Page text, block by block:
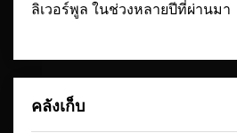
ลิเวอร์พูล ในช่วงหลายปีที่ผ่านมา
คลังเก็บ